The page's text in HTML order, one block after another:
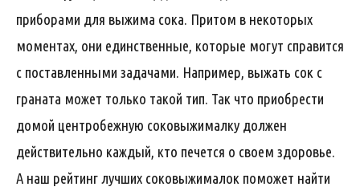
приборами для выжима сока. Притом в некоторых
моментах, они единственные, которые могут справится
с поставленными задачами. Например, выжать сок с
граната может только такой тип. Так что приобрести
домой центробежную соковыжималку должен
действительно каждый, кто печется о своем здоровье.
А наш рейтинг лучших соковыжималок поможет найти